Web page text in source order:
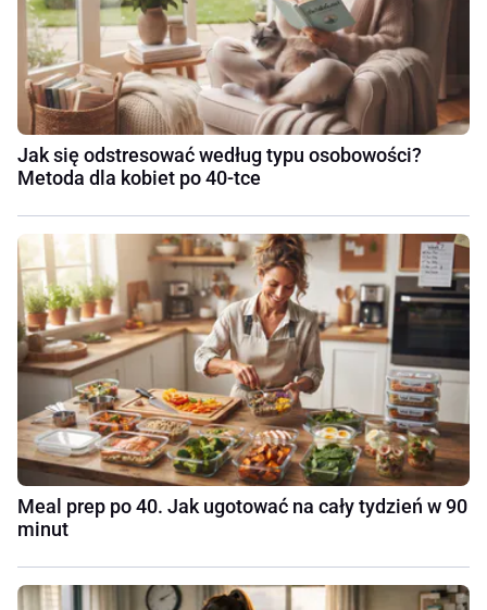
Jak się odstresować według typu osobowości?
Metoda dla kobiet po 40-tce
Meal prep po 40. Jak ugotować na cały tydzień w 90
minut